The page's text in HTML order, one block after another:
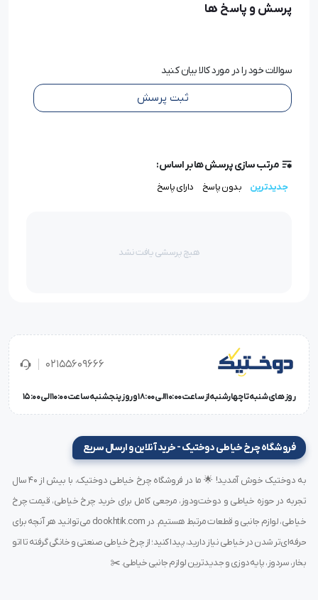
با فشردن دکمه بخار، جریان برق به بوبین می‌رسد.
با رها کردن دکمه، جریان قطع شده و مسیر بخار بسته می‌شود.
کنترل دقیق جریان بخار
جلوگیری از نشت بخار در زمان عدم استفاده
انواع بوبین شیر برقی برای اتو بخار
بوبین‌های شیر برقی اتو بخار در انواع مختلفی عرضه می‌شوند:
بوبین‌های 220 ولت
: برای اتوهای خانگی
بوبین‌های 380 ولت
: برای اتوهای صنعتی
بوبین‌های تک سیم‌پیچ
بوبین‌های دو سیم‌پیچ: برای کنترل دقیق‌تر
پرسش و پاسخ ها
سوالات خود را در مورد کالا بیان کنید
ثبت پرسش
مرتب سازی پرسش ها بر اساس:
جدیدترین بدون پاسخ دارای پاسخ
هیچ پرسشی یافت نشد
02155609666
روز های شنبه تا چهارشنبه از ساعت 10:00 الی 18:00 و روز پنجشنبه ساعت 10:00 الی 15:00
فروشگاه چرخ خیاطی دوختیک - خرید آنلاین و ارسال سریع
به دوختیک خوش آمدید! 🌟 ما در فروشگاه چرخ خیاطی دوختیک، با بیش از ۴۰ سال
تجربه در حوزه خیاطی و دوخت‌ودوز، مرجعی کامل برای خرید چرخ خیاطی، قیمت چرخ
خیاطی، لوازم جانبی و قطعات مرتبط هستیم. در dookhtik.com می‌توانید هر آنچه برای
حرفه‌ای‌تر شدن در خیاطی نیاز دارید، پیدا کنید؛ از چرخ خیاطی صنعتی و خانگی گرفته تا اتو
بخار، سردوز، پایه‌دوزی و جدیدترین لوازم جانبی خیاطی. ✂️